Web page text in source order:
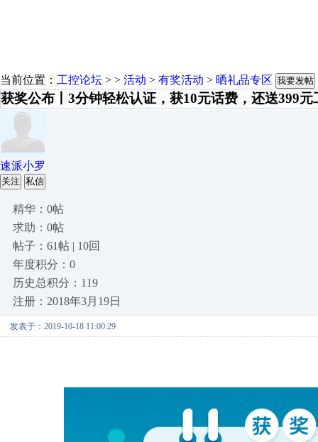
当前位置： 工控论坛 > > 活动 > 有奖活动 > 晒礼品专区 我要发帖
获奖公布丨3分钟轻松认证，获10元话费，还送399元
速派小罗
关注 私信
精华：0帖
求助：0帖
帖子：61帖 | 10回
年度积分：0
历史总积分：119
注册：2018年3月19日
发表于：2019-10-18 11:00:29